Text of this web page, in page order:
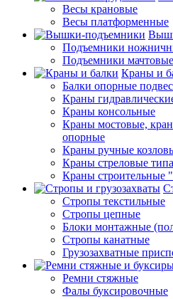
Весы крановые
Весы платформенные
Подъемники
Подъемники мачтовые
Краны и
Балки опорные
Краны
Краны консольные
Краны мостовые,
опорные
Краны ручные
Краны стреловые
Краны строительные
Стропы текстильные
Стропы цепные
Блоки монтажные
Стропы канатные
Грузозахватные
Ремни стяжные
Фалы буксировочные